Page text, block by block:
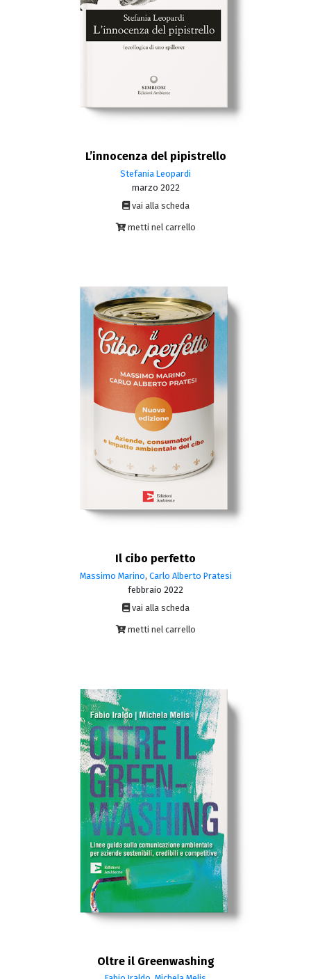
L’innocenza del pipistrello
Stefania Leopardi
marzo 2022
vai alla scheda
metti nel carrello
Il cibo perfetto
Massimo Marino, Carlo Alberto Pratesi
febbraio 2022
vai alla scheda
metti nel carrello
Oltre il Greenwashing